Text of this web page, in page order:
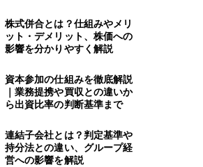
株式併合とは？仕組みやメリ
ット・デメリット、株価への
影響を分かりやすく解説
資本参加の仕組みを徹底解説
｜業務提携や買収との違いか
ら出資比率の判断基準まで
連結子会社とは？判定基準や
持分法との違い、グループ経
営への影響を解説